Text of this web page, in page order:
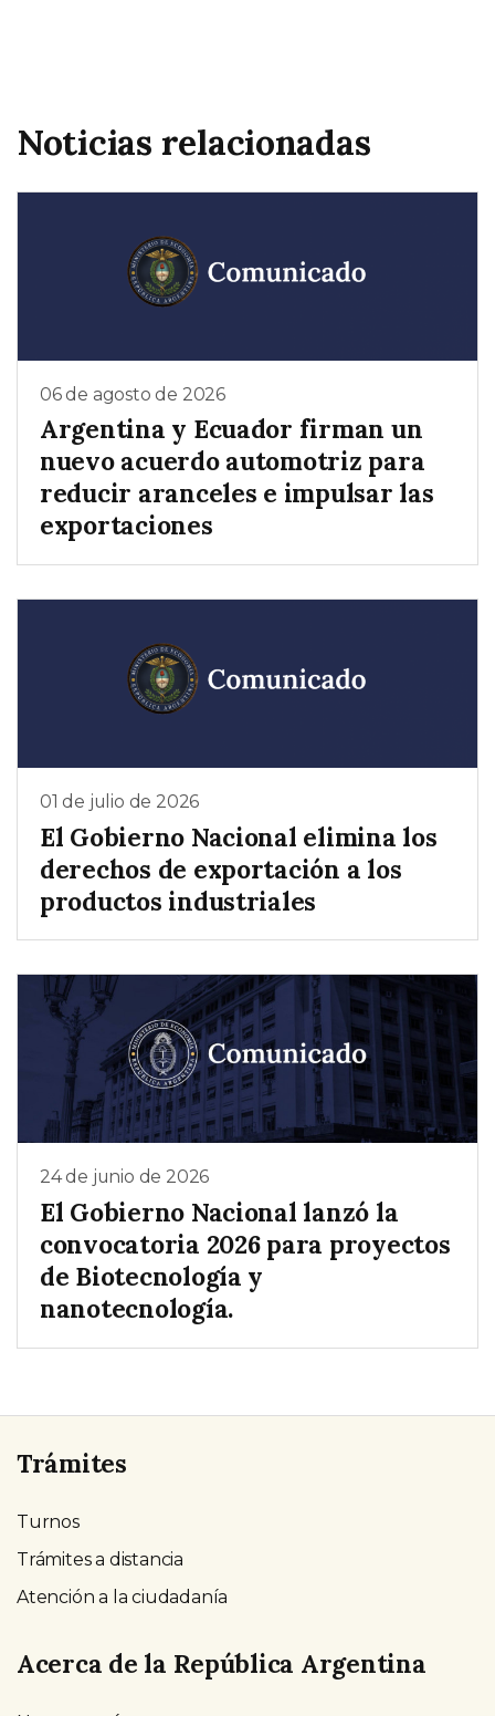
Noticias relacionadas
06 de agosto de 2026
Argentina y Ecuador firman un
nuevo acuerdo automotriz para
reducir aranceles e impulsar las
exportaciones
01 de julio de 2026
El Gobierno Nacional elimina los
derechos de exportación a los
productos industriales
24 de junio de 2026
El Gobierno Nacional lanzó la
convocatoria 2026 para proyectos
de Biotecnología y
nanotecnología.
Trámites
Turnos
Trámites a distancia
Atención a la ciudadanía
Acerca de la República Argentina